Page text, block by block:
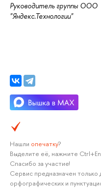
Руководитель группы ООО
"Яндекс.Технологии"
Нашли опечатку?
Выделите её, нажмите
Спасибо за участие!
Сервис предназначен
орфографических и